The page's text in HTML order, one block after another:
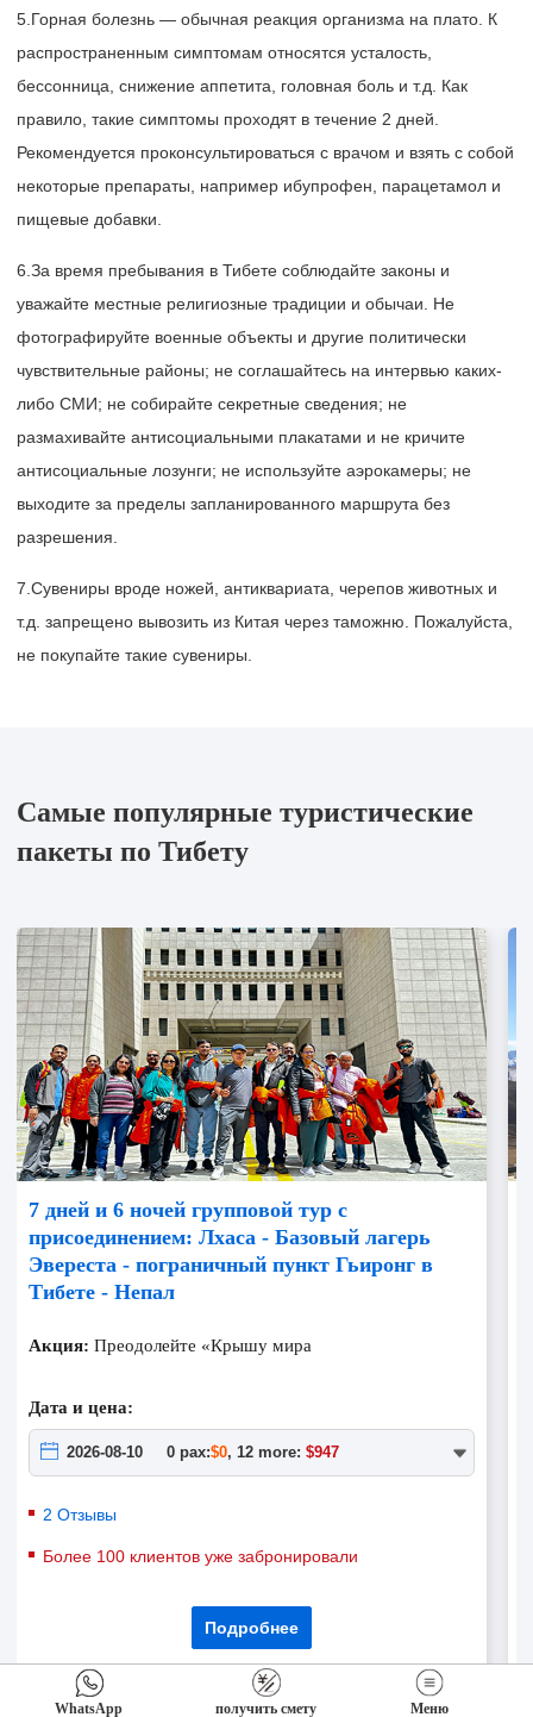
WhatsApp получить смету Меню
5.Горная болезнь — обычная реакция организма на плато. К
распространенным симптомам относятся усталость,
бессонница, снижение аппетита, головная боль и т.д. Как
правило, такие симптомы проходят в течение 2 дней.
Рекомендуется проконсультироваться с врачом и взять с собой
некоторые препараты, например ибупрофен, парацетамол и
пищевые добавки.
6.За время пребывания в Тибете соблюдайте законы и
уважайте местные религиозные традиции и обычаи. Не
фотографируйте военные объекты и другие политически
чувствительные районы; не соглашайтесь на интервью каких-
либо СМИ; не собирайте секретные сведения; не
размахивайте антисоциальными плакатами и не кричите
антисоциальные лозунги; не используйте аэрокамеры; не
выходите за пределы запланированного маршрута без
разрешения.
7.Сувениры вроде ножей, антиквариата, черепов животных и
т.д. запрещено вывозить из Китая через таможню. Пожалуйста,
не покупайте такие сувениры.
Самые популярные туристические
пакеты по Тибету
7 дней и 6 ночей групповой тур с
присоединением: Лхаса - Базовый лагерь
Эвереста - пограничный пункт Гьиронг в
Тибете - Непал
Акция: Преодолейте «Крышу мира
Дата и цена:
2026-08-10 0 pax:$0, 12 more: $947
2 Отзывы
Более 100 клиентов уже забронировали
Подробнее